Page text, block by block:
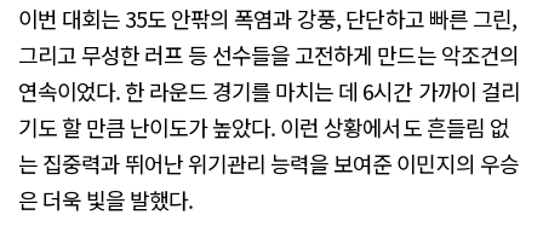
이번 대회는 35도 안팎의 폭염과 강풍, 단단하고 빠른 그린,
그리고 무성한 러프 등 선수들을 고전하게 만드는 악조건의
연속이었다. 한 라운드 경기를 마치는 데 6시간 가까이 걸리
기도 할 만큼 난이도가 높았다. 이런 상황에서도 흔들림 없
는 집중력과 뛰어난 위기관리 능력을 보여준 이민지의 우승
은 더욱 빛을 발했다.